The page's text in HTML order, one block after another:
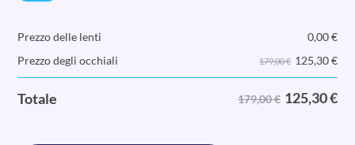
Prezzo delle lenti 0,00€
Prezzo degli occhiali
179,00 € 125,30€
Totale 179,00 € 125,30€